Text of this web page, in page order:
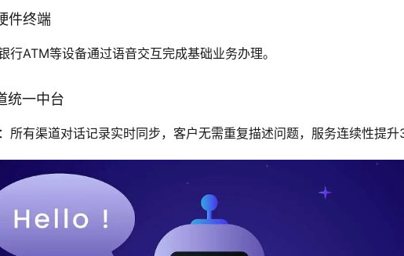
件终端
行ATM等设备通过语音交互完成基础业务办理。
统一中台
：所有渠道对话记录实时同步，客户无需重复描述问题，服务连续性提